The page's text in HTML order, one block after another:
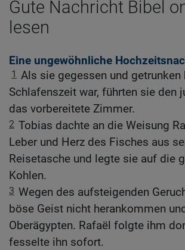
Gute Nachricht Bibel
lesen
Eine ungewöhnliche
1 Als sie gegessen und getrunken
Schlafenszeit war, führten sie den
das vorbereitete Zimmer.
2 Tobias dachte an die Weisung
Leber und Herz des Fisches aus
Reisetasche und legte sie auf die
Kohlen.
3 Wegen des aufsteigenden
böse Geist nicht herankommen
Oberägypten. Rafaël folgte ihm
fesselte ihn sofort.